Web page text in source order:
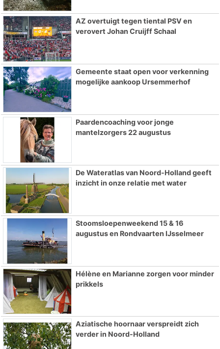
AZ overtuigt tegen tiental PSV en
verovert Johan Cruijff Schaal
Gemeente staat open voor verkenning
mogelijke aankoop Ursemmerhof
Paardencoaching voor jonge
mantelzorgers 22 augustus
De Wateratlas van Noord-Holland geeft
inzicht in onze relatie met water
Stoomsloepenweekend 15 & 16
augustus en Rondvaarten IJsselmeer
Hélène en Marianne zorgen voor minder
prikkels
Aziatische hoornaar verspreidt zich
verder in Noord-Holland